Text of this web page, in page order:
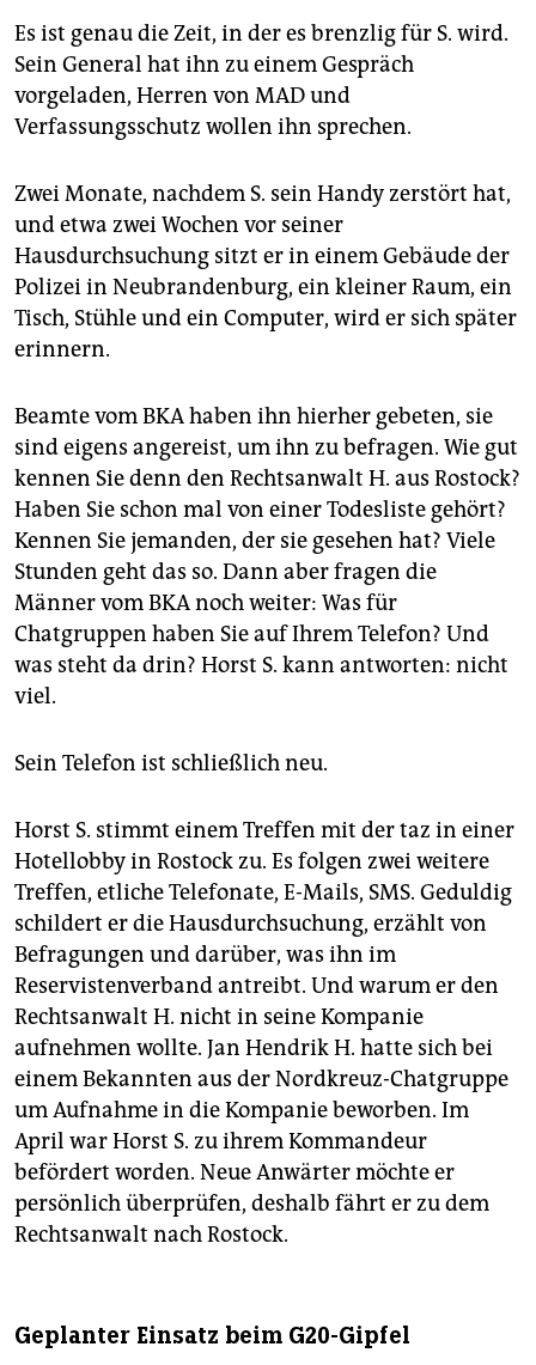
Es ist genau die Zeit, in der es brenzlig für S. wird.
Sein General hat ihn zu einem Gespräch
vorgeladen, Herren von MAD und
Verfassungsschutz wollen ihn sprechen.
Zwei Monate, nachdem S. sein Handy zerstört hat,
und etwa zwei Wochen vor seiner
Hausdurchsuchung sitzt er in einem Gebäude der
Polizei in Neubrandenburg, ein kleiner Raum, ein
Tisch, Stühle und ein Computer, wird er sich später
erinnern.
Beamte vom BKA haben ihn hierher gebeten, sie
sind eigens angereist, um ihn zu befragen. Wie gut
kennen Sie denn den Rechtsanwalt H. aus Rostock?
Haben Sie schon mal von einer Todesliste gehört?
Kennen Sie jemanden, der sie gesehen hat? Viele
Stunden geht das so. Dann aber fragen die
Männer vom BKA noch weiter: Was für
Chatgruppen haben Sie auf Ihrem Telefon? Und
was steht da drin? Horst S. kann antworten: nicht
viel.
Sein Telefon ist schließlich neu.
Horst S. stimmt einem Treffen mit der taz in einer
Hotellobby in Rostock zu. Es folgen zwei weitere
Treffen, etliche Telefonate, E-Mails, SMS. Geduldig
schildert er die Hausdurchsuchung, erzählt von
Befragungen und darüber, was ihn im
Reservistenverband antreibt. Und warum er den
Rechtsanwalt H. nicht in seine Kompanie
aufnehmen wollte. Jan Hendrik H. hatte sich bei
einem Bekannten aus der Nordkreuz-Chatgruppe
um Aufnahme in die Kompanie beworben. Im
April war Horst S. zu ihrem Kommandeur
befördert worden. Neue Anwärter möchte er
persönlich überprüfen, deshalb fährt er zu dem
Rechtsanwalt nach Rostock.
Geplanter Einsatz beim G20-Gipfel